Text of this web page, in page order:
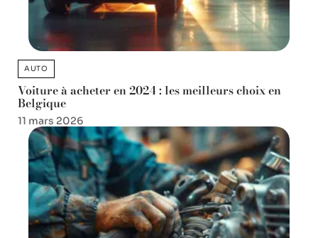
AUTO
Voiture à acheter en 2024 : les meilleurs choix en
Belgique
11 mars 2026